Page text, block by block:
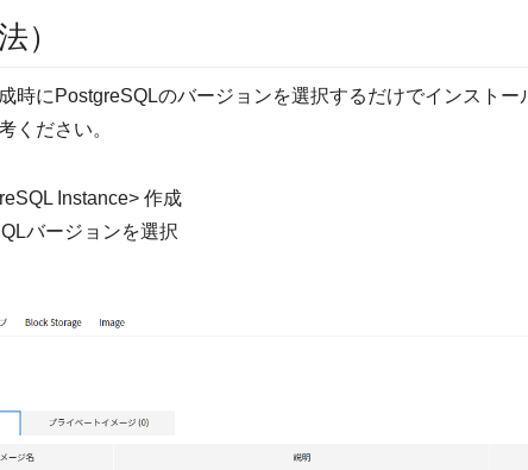
）
時にPostgreSQLのバージョンを選択するだけでインストー
ください。
Instance> 作成
バージョンを選択